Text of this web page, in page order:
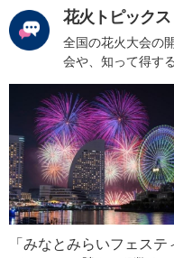
花火トピックス
全国の花火大会の
会や、知って得す
「みなとみらいフェステ